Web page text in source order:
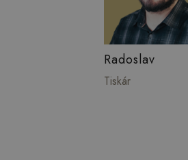
Radoslav
Tiskár